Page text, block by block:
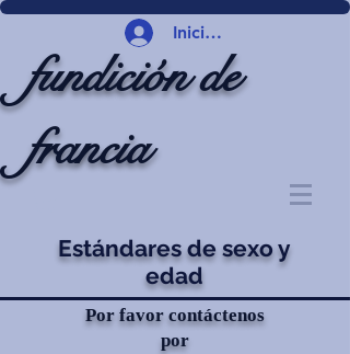
Iniciar sesión
fundición de
francia
Estándares de sexo y
edad
Por favor contáctenos
por